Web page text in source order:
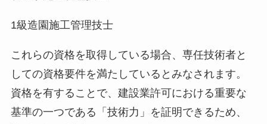
1級造園施工管理技士
これらの資格を取得している場合、専任技術者と
しての資格要件を満たしているとみなされます。
資格を有することで、建設業許可における重要な
基準の一つである「技術力」を証明できるため、